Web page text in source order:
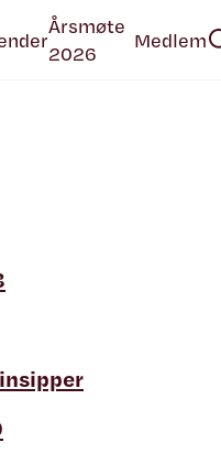
Årsmøte
2026
Medlem